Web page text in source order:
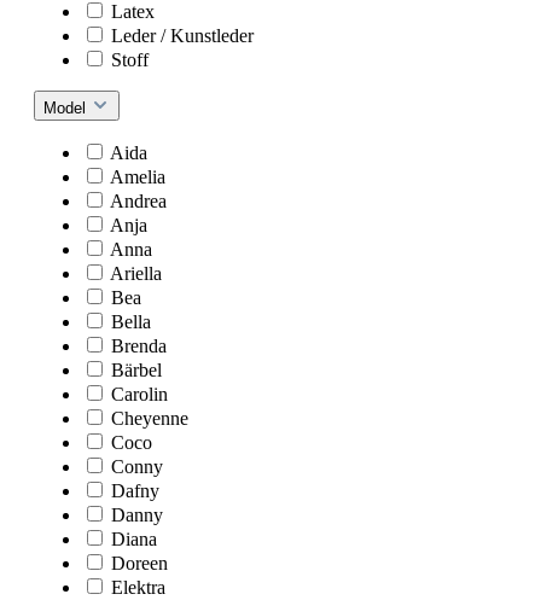
Latex
Leder / Kunstleder
Stoff
Model
Aida
Amelia
Andrea
Anja
Anna
Ariella
Bea
Bella
Brenda
Bärbel
Carolin
Cheyenne
Coco
Conny
Dafny
Danny
Diana
Doreen
Elektra